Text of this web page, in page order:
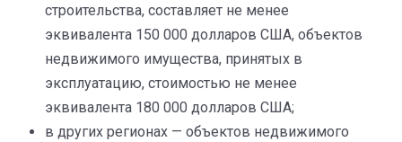
строительства, составляет не менее
эквивалента 150 000 долларов США, объектов
недвижимого имущества, принятых в
эксплуатацию, стоимостью не менее
эквивалента 180 000 долларов США;
в других регионах — объектов недвижимого